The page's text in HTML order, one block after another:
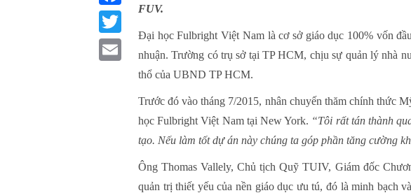
FUV.
Đại học Fulbright Việt Nam là cơ sở giáo dục 100% vốn
nhuận. Trường có trụ sở tại TP HCM, chịu sự quản lý nhà
thổ của UBND TP HCM.
Trước đó vào tháng 7/2015, nhân chuyến thăm chính thức
học Fulbright Việt Nam tại New York. “Tôi rất tán thành
tạo. Nếu làm tốt dự án này chúng ta góp phần tăng cường
Ông Thomas Vallely, Chủ tịch Quỹ TUIV, Giám đốc
quản trị thiết yếu của nền giáo dục ưu tú, đó là minh bạch
Facebook
Twitter